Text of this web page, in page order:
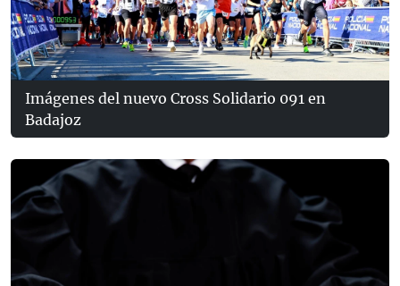
Imágenes del nuevo Cross Solidario 091 en
Badajoz